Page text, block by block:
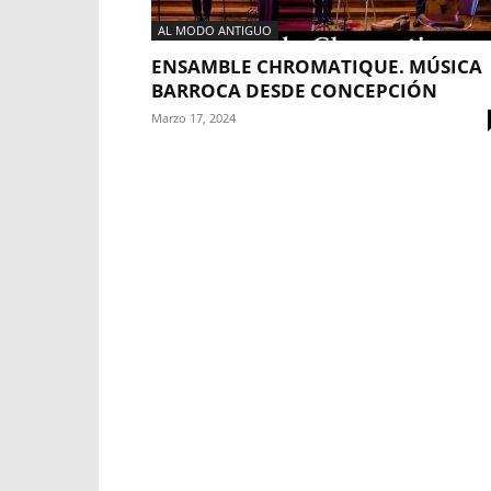
AL MODO ANTIGUO
ENSAMBLE CHROMATIQUE. MÚSICA
BARROCA DESDE CONCEPCIÓN
Marzo 17, 2024